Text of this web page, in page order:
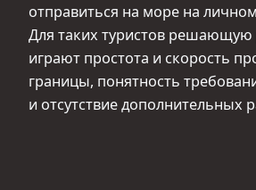
отправиться на море на
Для таких туристов решающую
играют простота и скорость
границы, понятность
и отсутствие дополнительных